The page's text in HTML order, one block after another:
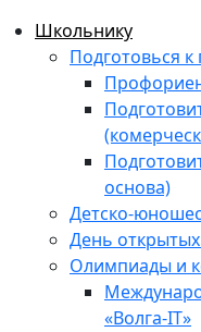
Школьнику
Подготовься
основа)
Детско-
День
Олимпиады и
«Волга-IT»